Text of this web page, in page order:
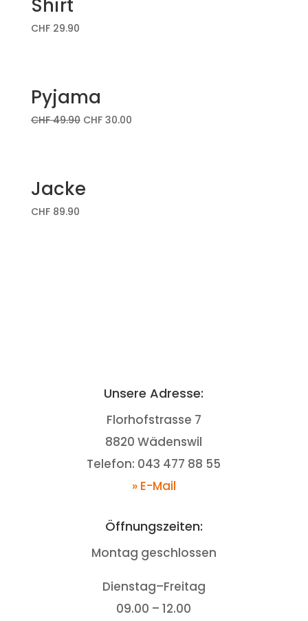
Shirt
CHF29.90
Pyjama
CHF49.90 CHF30.00
Jacke
CHF89.90
Unsere Adresse:
Florhofstrasse 7
8820 Wädenswil
Telefon: 043 477 88 55
» E-Mail
Öffnungszeiten:
Montag geschlossen
Dienstag–Freitag
09.00 – 12.00